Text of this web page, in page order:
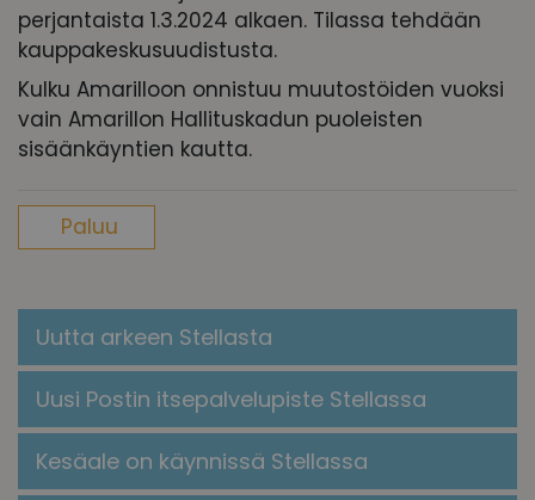
perjantaista 1.3.2024 alkaen. Tilassa tehdään
kauppakeskusuudistusta.
Kulku Amarilloon onnistuu muutostöiden vuoksi
vain Amarillon Hallituskadun puoleisten
sisäänkäyntien kautta.
Paluu
Uutta arkeen Stellasta
Uusi Postin itsepalvelupiste Stellassa
Kesäale on käynnissä Stellassa